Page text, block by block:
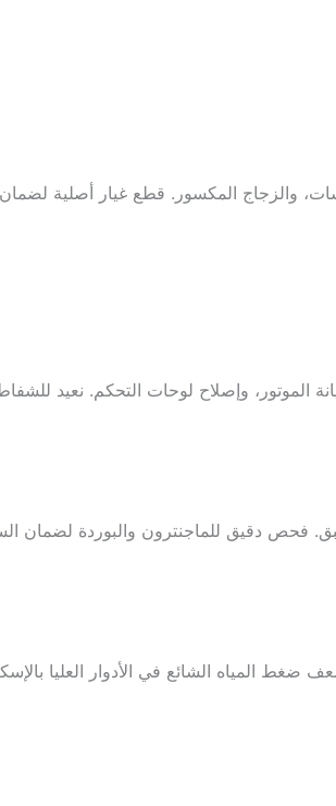
والزجاج المكسور. قطع غيار أصلية لضمان
الموتور، وإصلاح لوحات التحكم. نعيد
فحص دقيق للماجنترون والبوردة لضمان
ضغط المياه الشائع في الأدوار العليا